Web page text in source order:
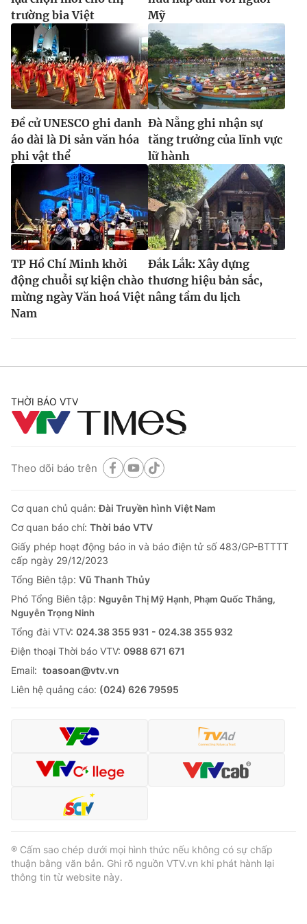
trường bia Việt
Mỹ
Đề cử UNESCO ghi danh
áo dài là Di sản văn hóa
phi vật thể
Đà Nẵng ghi nhận sự
tăng trưởng của lĩnh vực
lữ hành
TP Hồ Chí Minh khởi
động chuỗi sự kiện chào
mừng ngày Văn hoá Việt
Nam
Đắk Lắk: Xây dựng
thương hiệu bản sắc,
nâng tầm du lịch
THỜI BÁO VTV
Theo dõi báo trên
Cơ quan chủ quản:Đài Truyền hình Việt Nam
Cơ quan báo chí: Thời báo VTV
Giấy phép hoạt động báo in và báo điện tử số 483/GP-BTTTT
cấp ngày 29/12/2023
Tổng Biên tập: Vũ Thanh Thủy
Phó Tổng Biên tập: Nguyễn Thị Mỹ Hạnh, Phạm Quốc Thắng,
Nguyễn Trọng Ninh
Tổng đài VTV: 024.38 355 931 - 024.38 355 932
Ðiện thoại Thời báo VTV: 0988 671 671
Email: toasoan@vtv.vn
Liên hệ quảng cáo: (024) 626 79595
® Cấm sao chép dưới mọi hình thức nếu không có sự chấp
thuận bằng văn bản. Ghi rõ nguồn VTV.vn khi phát hành lại
thông tin từ website này.